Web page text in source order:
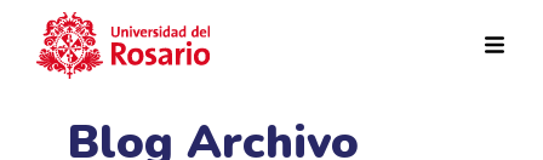
Blog Archivo